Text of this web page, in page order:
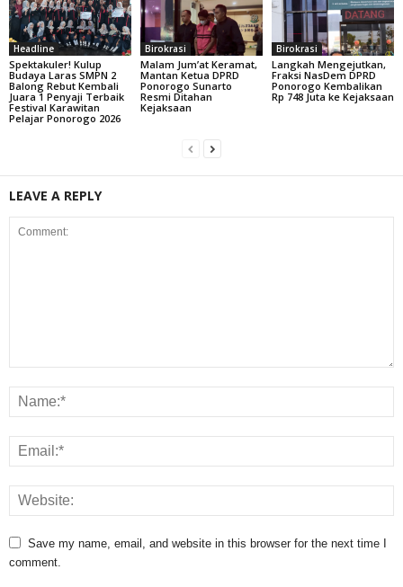
Headline
Spektakuler! Kulup
Budaya Laras SMPN 2
Balong Rebut Kembali
Juara 1 Penyaji Terbaik
Festival Karawitan
Pelajar Ponorogo 2026
Birokrasi
Malam Jum’at Keramat,
Mantan Ketua DPRD
Ponorogo Sunarto
Resmi Ditahan
Kejaksaan
Birokrasi
Langkah Mengejutkan,
Fraksi NasDem DPRD
Ponorogo Kembalikan
Rp 748 Juta ke Kejaksaan
LEAVE A REPLY
Save my name, email, and website in this browser for the next time I
comment.